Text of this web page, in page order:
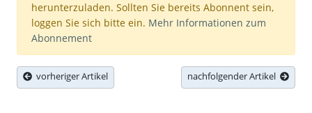
herunterzuladen. Sollten Sie bereits Abonnent sein,
loggen Sie sich bitte ein. Mehr Informationen zum
Abonnement
vorheriger Artikel nachfolgender Artikel